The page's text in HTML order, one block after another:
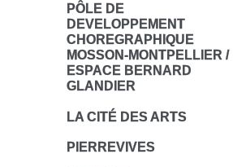
PÔLE DE
DEVELOPPEMENT
CHOREGRAPHIQUE
MOSSON-MONTPELLIER /
ESPACE BERNARD
GLANDIER
LA CITÉ DES ARTS
PIERREVIVES